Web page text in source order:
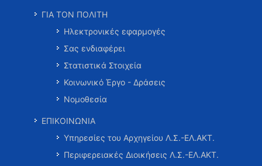
ΓΙΑ ΤΟΝ ΠΟΛΙΤΗ
Ηλεκτρονικές εφαρμογές
Σας ενδιαφέρει
Στατιστικά Στοιχεία
Κοινωνικό Έργο - Δράσεις
Νομοθεσία
ΕΠΙΚΟΙΝΩΝΙΑ
Υπηρεσίες του Αρχηγείου Λ.Σ.-ΕΛ.ΑΚΤ.
Περιφερειακές Διοικήσεις Λ.Σ.-ΕΛ.ΑΚΤ.